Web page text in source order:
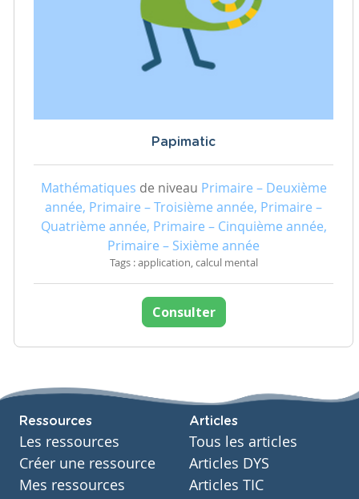
Papimatic
Mathématiques de niveau Primaire – Deuxième
année, Primaire – Troisième année, Primaire –
Quatrième année, Primaire – Cinquième année,
Primaire – Sixième année
Tags : application, calcul mental
Consulter
Ressources
Les ressources
Créer une ressource
Mes ressources
Articles
Tous les articles
Articles DYS
Articles TIC